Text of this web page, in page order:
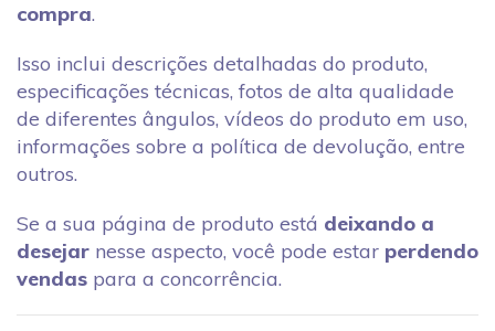
compra.
Isso inclui descrições detalhadas do produto,
especificações técnicas, fotos de alta qualidade
de diferentes ângulos, vídeos do produto em uso,
informações sobre a política de devolução, entre
outros.
Se a sua página de produto está deixando a
desejar nesse aspecto, você pode estar perdendo
vendas para a concorrência.